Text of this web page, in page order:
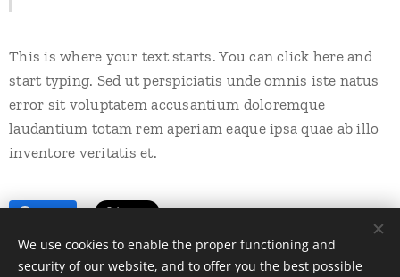
This is where your text starts. You can click here and
start typing. Sed ut perspiciatis unde omnis iste natus
error sit voluptatem accusantium doloremque
laudantium totam rem aperiam eaque ipsa quae ab illo
inventore veritatis et.
We use cookies to enable the proper functioning and
security of our website, and to offer you the best possible